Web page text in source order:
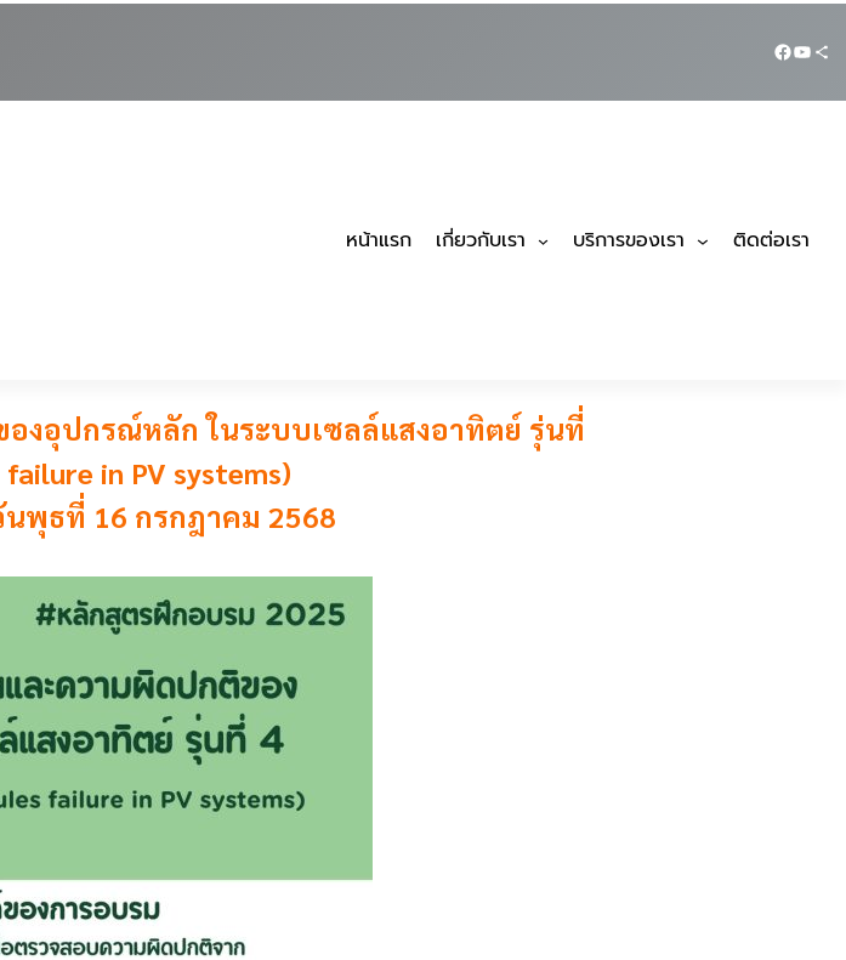
หน้าแรก เกี่ยวกับเรา บริการของเรา ติดต่อเรา
งอุปกรณ์หลัก ในระบบเซลล์แสงอาทิตย์ รุ่นที่
in PV systems)
พุธที่ 16 กรกฎาคม 2568